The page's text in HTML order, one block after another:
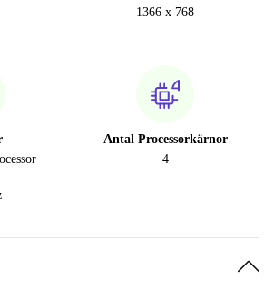
1366 x 768
Antal Processorkärnor
4